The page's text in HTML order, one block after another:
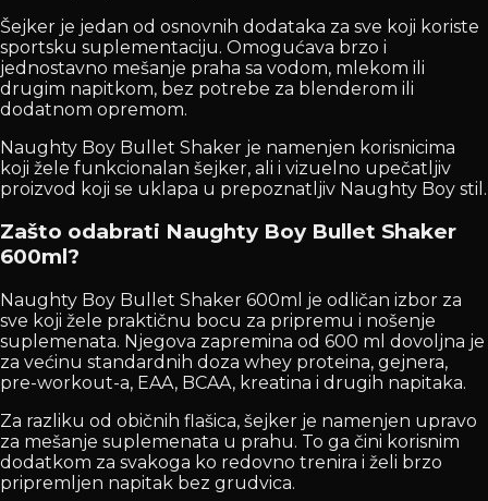
Šejker je jedan od osnovnih dodataka za sve koji koriste
sportsku suplementaciju. Omogućava brzo i
jednostavno mešanje praha sa vodom, mlekom ili
drugim napitkom, bez potrebe za blenderom ili
dodatnom opremom.
Naughty Boy Bullet Shaker je namenjen korisnicima
koji žele funkcionalan šejker, ali i vizuelno upečatljiv
proizvod koji se uklapa u prepoznatljiv Naughty Boy stil.
Zašto odabrati Naughty Boy Bullet Shaker
600ml?
Naughty Boy Bullet Shaker 600ml je odličan izbor za
sve koji žele praktičnu bocu za pripremu i nošenje
suplemenata. Njegova zapremina od 600 ml dovoljna je
za većinu standardnih doza whey proteina, gejnera,
pre-workout-a, EAA, BCAA, kreatina i drugih napitaka.
Za razliku od običnih flašica, šejker je namenjen upravo
za mešanje suplemenata u prahu. To ga čini korisnim
dodatkom za svakoga ko redovno trenira i želi brzo
pripremljen napitak bez grudvica.